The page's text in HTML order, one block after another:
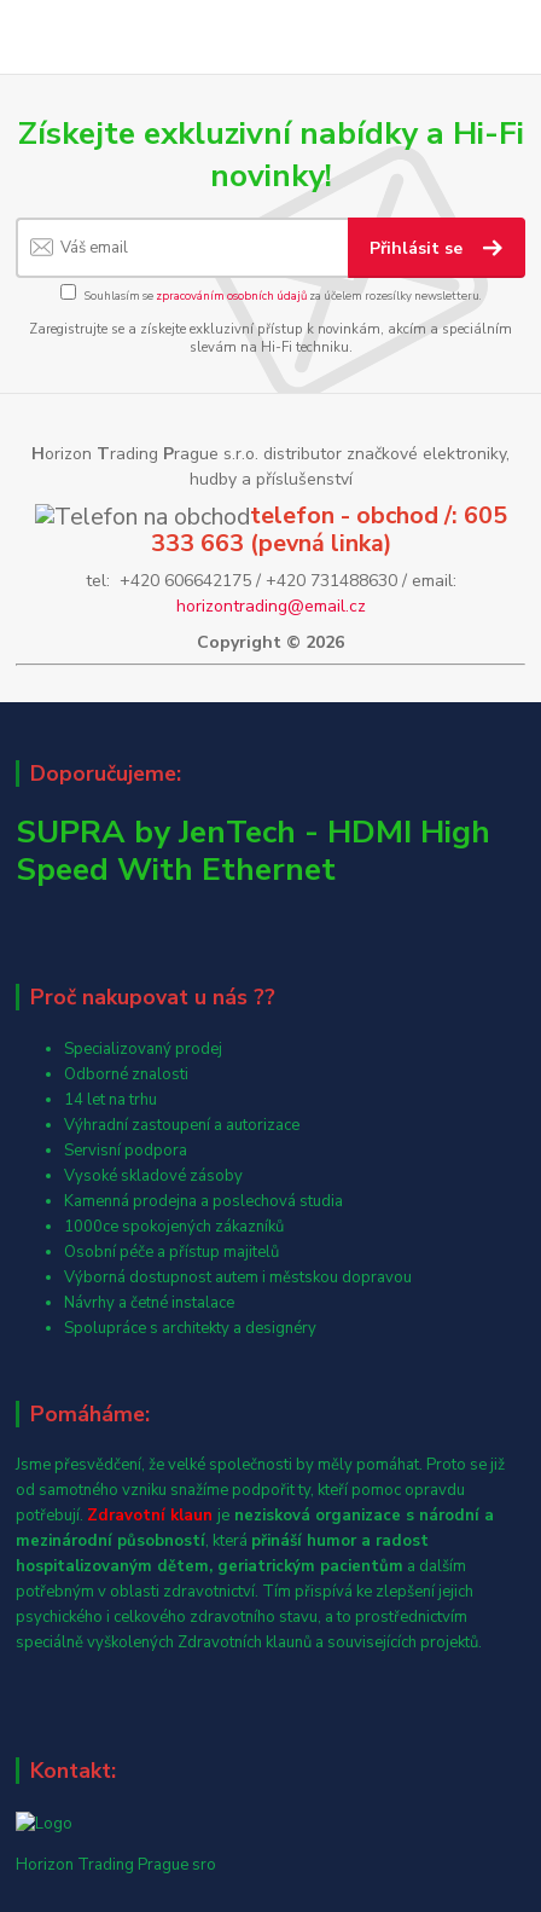
Získejte exkluzivní nabídky a Hi-Fi
novinky!
Přihlásit se
Souhlasím se zpracováním osobních údajůza účelem rozesílky newsletteru.
Zaregistrujte se a získejte exkluzivní přístup k novinkám, akcím a speciálním
slevám na Hi-Fi techniku.
Horizon Trading Prague s.r.o. distributor značkové elektroniky,
hudby a příslušenství
telefon - obchod /: 605
333 663 (pevná linka)
tel: +420 606642175 / +420 731488630 / email:
horizontrading@email.cz
Copyright © 2026
Doporučujeme:
SUPRA by JenTech - HDMI High
Speed With Ethernet
Proč nakupovat u nás ??
Specializovaný prodej
Odborné znalosti
14 let na trhu
Výhradní zastoupení a autorizace
Servisní podpora
Vysoké skladové zásoby
Kamenná prodejna a poslechová studia
1000ce spokojených zákazníků
Osobní péče a přístup majitelů
Výborná dostupnost autem i městskou dopravou
Návrhy a četné instalace
Spolupráce s architekty a designéry
Pomáháme:
Jsme přesvědčení, že velké společnosti by měly pomáhat. Proto se již
od samotného vzniku snažíme podpořit ty, kteří pomoc opravdu
potřebují. Zdravotní klaun je nezisková organizace s národní a
mezinárodní působností, která přináší humor a radost
hospitalizovaným dětem, geriatrickým pacientům a dalším
potřebným v oblasti zdravotnictví. Tím přispívá ke zlepšení jejich
psychického i celkového zdravotního stavu, a to prostřednictvím
speciálně vyškolených Zdravotních klaunů a souvisejících projektů.
Kontakt:
Horizon Trading Prague sro